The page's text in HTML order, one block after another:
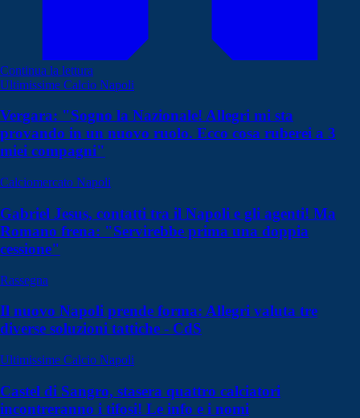
Continua la lettura
Ultimissime Calcio Napoli
Vergara: "Sogno la Nazionale! Allegri mi sta
provando in un nuovo ruolo. Ecco cosa ruberei a 3
miei compagni"
Calciomercato Napoli
Gabriel Jesus, contatti tra il Napoli e gli agenti! Ma
Romano frena: "Servirebbe prima una doppia
cessione"
Rassegna
Il nuovo Napoli prende forma: Allegri valuta tre
diverse soluzioni tattiche - CdS
Ultimissime Calcio Napoli
Castel di Sangro, stasera quattro calciatori
incontreranno i tifosi! Le info e i nomi